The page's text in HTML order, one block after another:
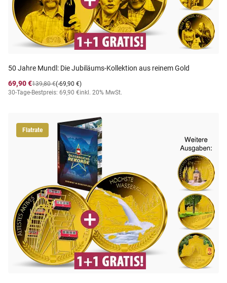
50 Jahre Mundl: Die Jubiläums-Kollektion aus reinem Gold
69,90 €
(-69,90 €)
139,80 €
30-Tage-Bestpreis: 69,90 €inkl. 20% MwSt.
Flatrate